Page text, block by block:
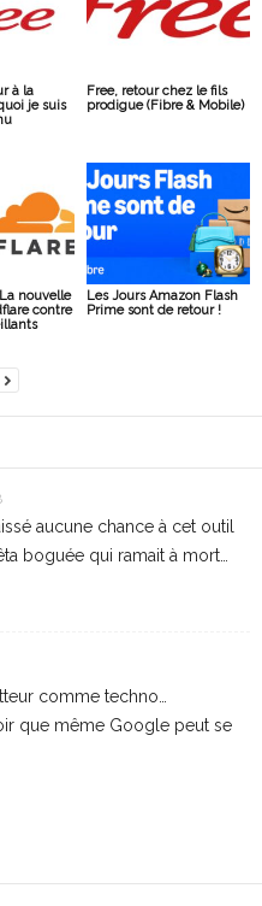
à la
je suis
Free, retour chez le fils
prodigue (Fibre & Mobile)
nouvelle
contre
Les Jours Amazon Flash
Prime sont de retour !
aucune chance à cet outil
boguée qui ramait à mort…
comme techno…
que même Google peut se